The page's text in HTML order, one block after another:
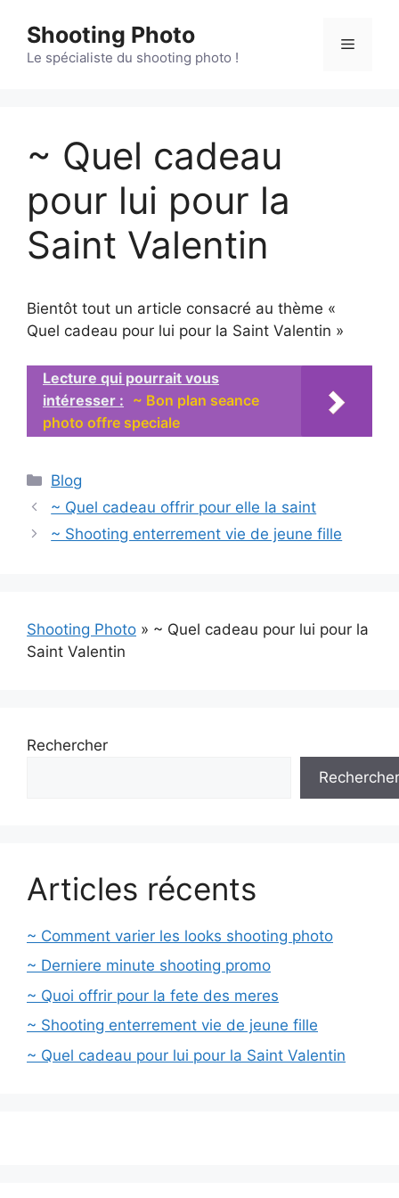
contenu
Shooting Photo
Le spécialiste du shooting photo !
Menu
~ Quel cadeau
pour lui pour la
Saint Valentin
Bientôt tout un article consacré au thème «
Quel cadeau pour lui pour la Saint Valentin »
Lecture qui pourrait vous
intéresser : ~ Bon plan seance
photo offre speciale
Catégories
Blog
~ Quel cadeau offrir pour elle la saint
~ Shooting enterrement vie de jeune fille
Shooting Photo » ~ Quel cadeau pour lui pour la
Saint Valentin
Rechercher
Rechercher
Articles récents
~ Comment varier les looks shooting photo
~ Derniere minute shooting promo
~ Quoi offrir pour la fete des meres
~ Shooting enterrement vie de jeune fille
~ Quel cadeau pour lui pour la Saint Valentin